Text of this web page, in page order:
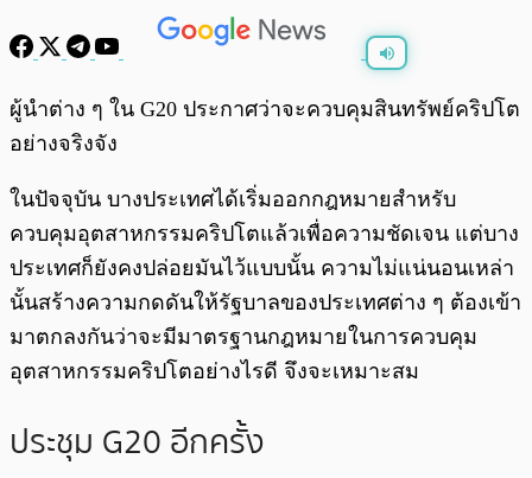
พร้อมเล่น 0:00 /0:00
ผู้นำต่าง ๆ ใน G20 ประกาศว่าจะควบคุมสินทรัพย์คริปโต
อย่างจริงจัง
ในปัจจุบัน บางประเทศได้เริ่มออกกฎหมายสำหรับ
ควบคุมอุตสาหกรรมคริปโตแล้วเพื่อความชัดเจน แต่บาง
ประเทศก็ยังคงปล่อยมันไว้แบบนั้น ความไม่แน่นอนเหล่า
นั้นสร้างความกดดันให้รัฐบาลของประเทศต่าง ๆ ต้องเข้า
มาตกลงกันว่าจะมีมาตรฐานกฎหมายในการควบคุม
อุตสาหกรรมคริปโตอย่างไรดี จึงจะเหมาะสม
ประชุม G20 อีกครั้ง